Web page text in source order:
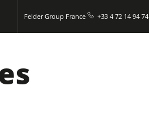
Felder Group France +33 4 72 14 94 74